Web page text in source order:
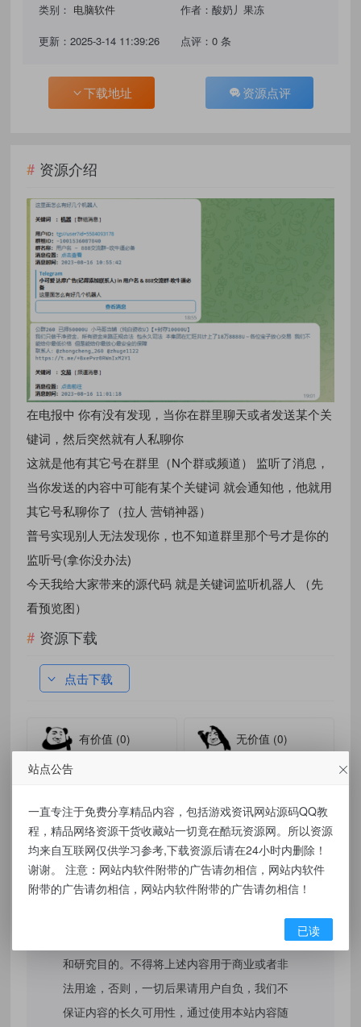
类别： 电脑软件 作者：酸奶丿果冻
更新：2025-3-14 11:39:26 点评：0 条
下载地址 资源点评
资源介绍
在电报中 你有没有发现，当你在群里聊天或者发送某个关
键词，然后突然就有人私聊你
这就是他有其它号在群里（N个群或频道） 监听了消息，
当你发送的内容中可能有某个关键词 就会通知他，他就用
其它号私聊你了（拉人 营销神器）
普号实现别人无法发现你，也不知道群里那个号才是你的
监听号(拿你没办法)
今天我给大家带来的源代码 就是关键词监听机器人 （先
看预览图）
资源下载
点击下载
有价值 (0) 无价值 (0)
标签：
监控支持人工实时监听
免责声明：
本站提供的资源，都来自网络，版权争议与本
站无关，所有内容及软件的文章仅限用于学习
和研究目的。不得将上述内容用于商业或者非
法用途，否则，一切后果请用户自负，我们不
保证内容的长久可用性，通过使用本站内容随
站点公告
一直专注于免费分享精品内容，包括游戏资讯网站源码QQ教
程，精品网络资源干货收藏站一切竟在酷玩资源网。所以资源
均来自互联网仅供学习参考,下载资源后请在24小时内删除！
谢谢。 注意：网站内软件附带的广告请勿相信，网站内软件
附带的广告请勿相信，网站内软件附带的广告请勿相信！
已读